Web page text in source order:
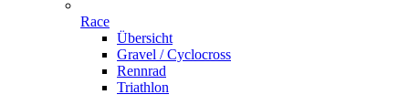
Race
Übersicht
Gravel / Cyclocross
Rennrad
Triathlon